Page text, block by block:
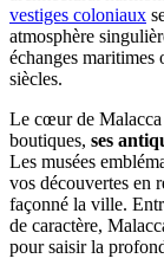
vestiges coloniaux
atmosphère
échanges maritimes
siècles.
Le cœur de Malacca
boutiques, ses
Les musées
vos découvertes en
façonné la ville.
de caractère,
pour saisir la